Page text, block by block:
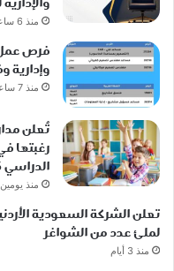
والإدارية
منذ 6 ساعات
فرص عمل
وإدارية
منذ 7 ساعات
تُعلن
رغبتها
الدراسي 2026–2027
منذ يومين
تعلن الشركة السعودية
لملئ عدد من الشواغر
منذ 3 أيام